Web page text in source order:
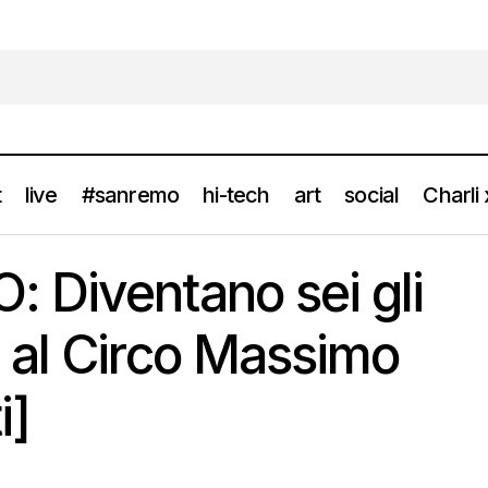
live #sanremo hi-tech art social Charli
ZERO: Diventano sei gli appuntamenti al Circo Massimo
Diventano sei gli
Circo Massimo